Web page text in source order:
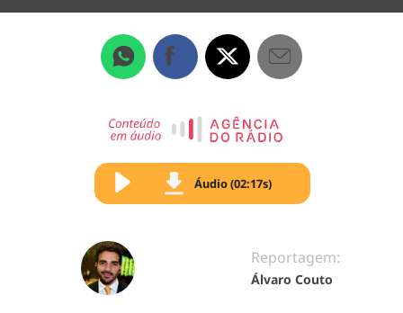
Áudio (02:17s)
Reportagem:
Álvaro Couto